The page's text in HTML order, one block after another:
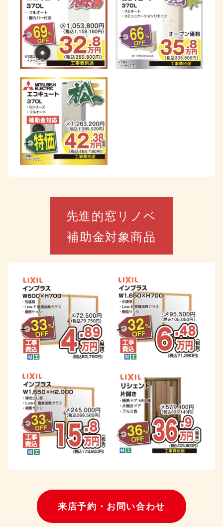
先進的窓リノベ
補助金対象商品
来店予約・お問い合わせ